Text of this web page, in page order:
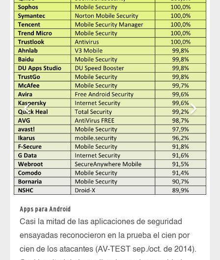
Apps para Android
Casi la mitad de las aplicaciones de seguridad
ensayadas reconocieron en la prueba el cien por
cien de los atacantes (AV-TEST sep./oct. de 2014).